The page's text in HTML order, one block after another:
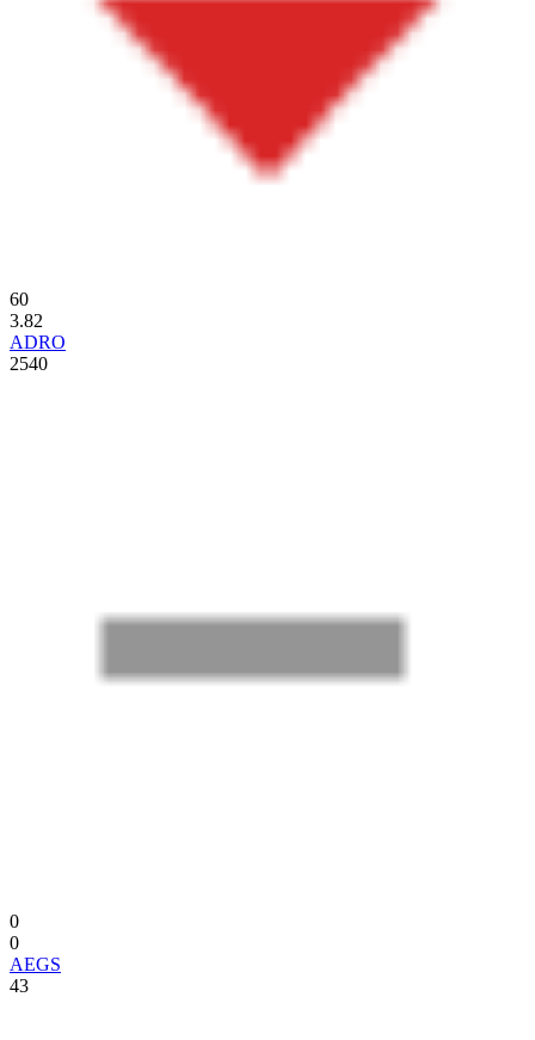
60
3.82
ADRO
2540
0
0
AEGS
43